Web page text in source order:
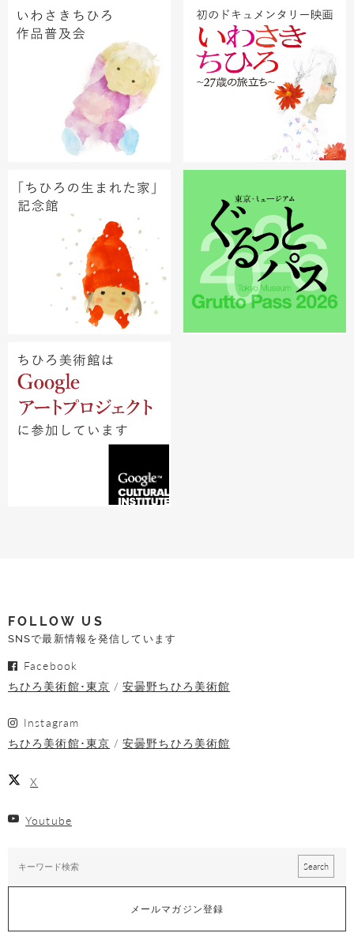
FOLLOW US
SNSで最新情報を発信しています
Facebook
ちひろ美術館･東京
安曇野ちひろ美術館
Instagram
ちひろ美術館･東京
安曇野ちひろ美術館
X
Youtube
メールマガジン登録